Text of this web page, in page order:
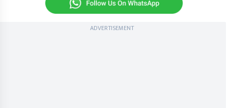
ADVERTISEMENT